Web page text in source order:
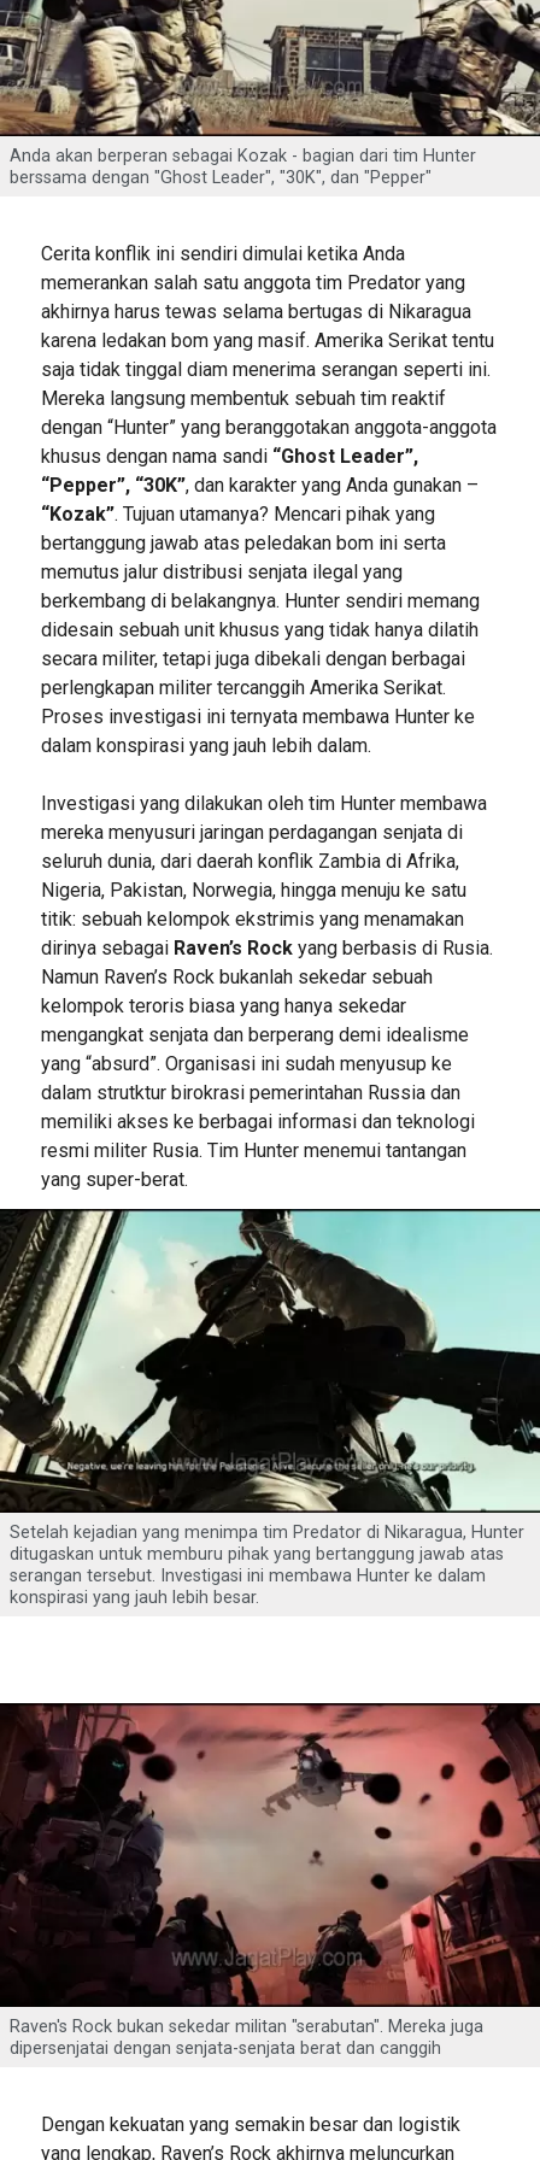
Anda akan berperan sebagai Kozak - bagian dari tim Hunter
berssama dengan "Ghost Leader", "30K", dan "Pepper"
Cerita konflik ini sendiri dimulai ketika Anda
memerankan salah satu anggota tim Predator yang
akhirnya harus tewas selama bertugas di Nikaragua
karena ledakan bom yang masif. Amerika Serikat tentu
saja tidak tinggal diam menerima serangan seperti ini.
Mereka langsung membentuk sebuah tim reaktif
dengan “Hunter” yang beranggotakan anggota-anggota
khusus dengan nama sandi “Ghost Leader”,
“Pepper”, “30K”, dan karakter yang Anda gunakan –
“Kozak”. Tujuan utamanya? Mencari pihak yang
bertanggung jawab atas peledakan bom ini serta
memutus jalur distribusi senjata ilegal yang
berkembang di belakangnya. Hunter sendiri memang
didesain sebuah unit khusus yang tidak hanya dilatih
secara militer, tetapi juga dibekali dengan berbagai
perlengkapan militer tercanggih Amerika Serikat.
Proses investigasi ini ternyata membawa Hunter ke
dalam konspirasi yang jauh lebih dalam.
Investigasi yang dilakukan oleh tim Hunter membawa
mereka menyusuri jaringan perdagangan senjata di
seluruh dunia, dari daerah konflik Zambia di Afrika,
Nigeria, Pakistan, Norwegia, hingga menuju ke satu
titik: sebuah kelompok ekstrimis yang menamakan
dirinya sebagai Raven’s Rockyang berbasis di Rusia.
Namun Raven’s Rock bukanlah sekedar sebuah
kelompok teroris biasa yang hanya sekedar
mengangkat senjata dan berperang demi idealisme
yang “absurd”. Organisasi ini sudah menyusup ke
dalam strutktur birokrasi pemerintahan Russia dan
memiliki akses ke berbagai informasi dan teknologi
resmi militer Rusia. Tim Hunter menemui tantangan
yang super-berat.
Setelah kejadian yang menimpa tim Predator di Nikaragua, Hunter
ditugaskan untuk memburu pihak yang bertanggung jawab atas
serangan tersebut. Investigasi ini membawa Hunter ke dalam
konspirasi yang jauh lebih besar.
Raven's Rock bukan sekedar militan "serabutan". Mereka juga
dipersenjatai dengan senjata-senjata berat dan canggih
Dengan kekuatan yang semakin besar dan logistik
yang lengkap, Raven’s Rock akhirnya meluncurkan